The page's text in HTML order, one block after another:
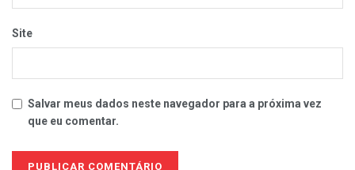
Site
Salvar meus dados neste navegador para a próxima vez
que eu comentar.